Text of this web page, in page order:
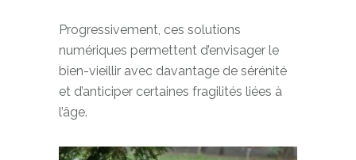
Progressivement, ces solutions
numériques permettent d’envisager le
bien-vieillir avec davantage de sérénité
et d’anticiper certaines fragilités liées à